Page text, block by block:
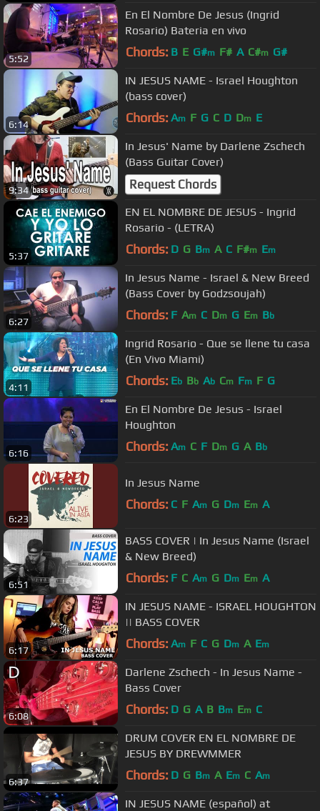
5:52
En El Nombre De Jesus (Ingrid
Rosario) Bateria en vivo
Chords: B E G#m F# A C#m G#
6:14
IN JESUS NAME - Israel Houghton
(bass cover)
Chords: Am F G C D Dm E
9:34
In Jesus' Name by Darlene Zschech
(Bass Guitar Cover)
Request Chords
5:37
EN EL NOMBRE DE JESUS - Ingrid
Rosario - (LETRA)
Chords: D G Bm A C F#m Em
6:27
In Jesus Name - Israel & New Breed
(Bass Cover by Godzsoujah)
Chords: F Am C Dm G Em Bb
4:11
Ingrid Rosario - Que se llene tu casa
(En Vivo Miami)
Chords: Eb Bb Ab Cm Fm F G
6:16
En El Nombre De Jesus - Israel
Houghton
Chords: Am C F Dm G A Bb
6:23
In Jesus Name
Chords: C F Am G Dm Em A
6:51
BASS COVER | In Jesus Name (Israel
& New Breed)
Chords: F C Am G Dm Em A
6:17
IN JESUS NAME - ISRAEL HOUGHTON
|| BASS COVER
Chords: Am F C G Dm A Em
6:08
Darlene Zschech - In Jesus Name -
Bass Cover
Chords: D G A B Bm Em C
6:37
DRUM COVER EN EL NOMBRE DE
JESUS BY DREWMMER
Chords: D G Bm A Em C Am
IN JESUS NAME (español) at